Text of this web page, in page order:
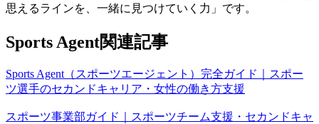
思えるラインを、一緒に見つけていく力」です。
Sports Agent関連記事
Sports Agent（スポーツエージェント）完全ガイド｜スポー
ツ選手のセカンドキャリア・女性の働き方支援
スポーツ事業部ガイド｜スポーツチーム支援・セカンドキャ